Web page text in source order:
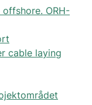
offshore. ORH-
cable laying